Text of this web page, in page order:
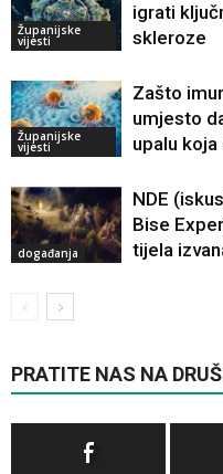
Županijske
vijesti
igrati
skleroze
Županijske
vijesti
Zašto
umjesto
upalu
događanja
NDE
Bise
tijela
PRATITE NAS NA